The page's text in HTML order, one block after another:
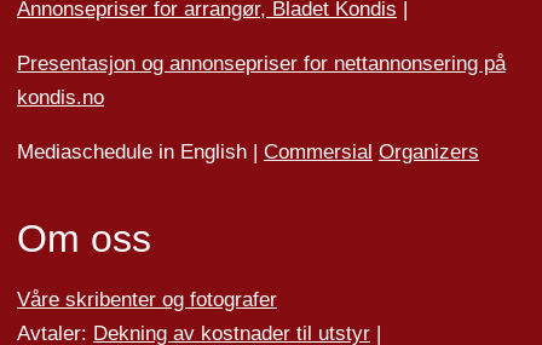
Annonsepriser for arrangør, Bladet Kondis
Presentasjon og annonsepriser for nettannonsering på
kondis.no
Mediaschedule in English | Commersial Organizers
Om oss
Våre skribenter og fotografer
Avtaler: Dekning av kostnader til utstyr|